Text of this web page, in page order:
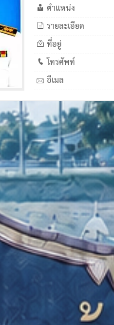
ตำแหน่ง
รายละเอียด
ที่อยู่
โทรศัพท์
อีเมล